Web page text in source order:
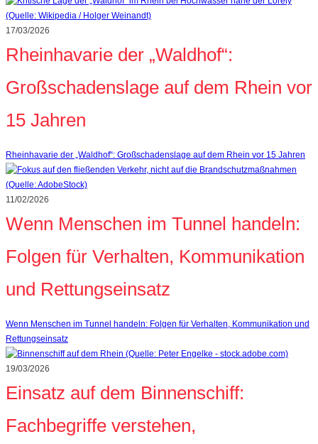
17/03/2026
Rheinhavarie der „Waldhof“:
Großschadenslage auf dem Rhein vor
15 Jahren
Rheinhavarie der „Waldhof“: Großschadenslage auf dem Rhein vor 15 Jahren
11/02/2026
Wenn Menschen im Tunnel handeln:
Folgen für Verhalten, Kommunikation
und Rettungseinsatz
Wenn Menschen im Tunnel handeln: Folgen für Verhalten, Kommunikation und
Rettungseinsatz
19/03/2026
Einsatz auf dem Binnenschiff:
Fachbegriffe verstehen,